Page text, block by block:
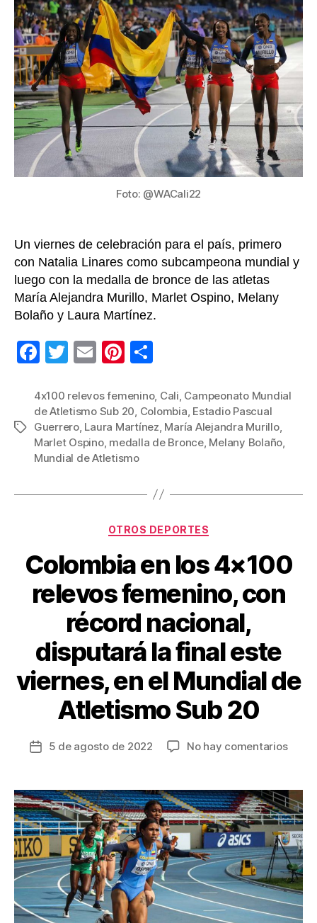
en
el
Sub
20:
en
Foto: @WACali22
Un viernes de celebración para el país, primero
con Natalia Linares como subcampeona mundial y
luego con la medalla de bronce de las atletas
María Alejandra Murillo, Marlet Ospino, Melany
Bolaño y Laura Martínez.
F
c
e
b
o
o
T
tt
er
E
ail
Pi
er
e
st
m
p
ar
Etiquetas
4x100 relevos femenino, Cali, Campeonato Mundial
de Atletismo Sub 20, Colombia, Estadio Pascual
Guerrero, Laura Martínez, María Alejandra Murillo,
Marlet Ospino, medalla de Bronce, Melany Bolaño,
Mundial de Atletismo
Categorías
OTROS DEPORTES
Colombia en los 4×100
relevos femenino, con
récord nacional,
disputará la final este
viernes, en el Mundial de
Atletismo Sub 20
Fecha
entrada
5 de agosto de 2022 No hay comentariosen
los
con
la